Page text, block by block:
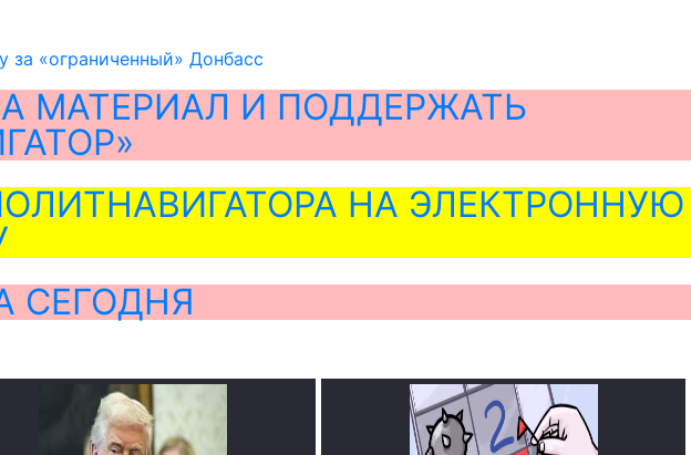
за «ограниченный» Донбасс
МАТЕРИАЛ И ПОДДЕРЖАТЬ
НА ЭЛЕКТРОННУЮ
СЕГОДНЯ